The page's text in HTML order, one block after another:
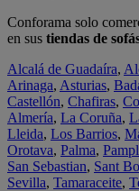
Conforama solo
en sus tiendas de
Alcalá de Guadaíra,
Arinaga, Asturias,
Castellón, Chafiras,
Almería, La Coruña,
Lleida, Los Barrios,
Orotava, Palma,
San Sebastian, Sant
Sevilla, Tamaraceite,